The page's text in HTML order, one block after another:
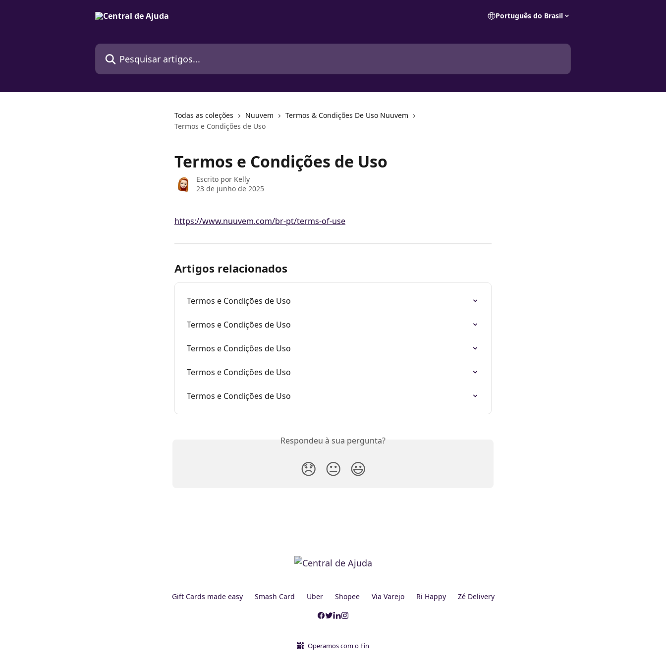
Português do Brasil
Pesquisar artigos...
Todas as coleções Nuuvem
Termos & Condições De Uso Nuuvem
Termos e Condições de Uso
Termos e Condições de Uso
Escrito por Kelly
23 de junho de 2025
https://www.nuuvem.com/br-pt/terms-of-use
Artigos relacionados
Termos e Condições de Uso
Termos e Condições de Uso
Termos e Condições de Uso
Termos e Condições de Uso
Termos e Condições de Uso
Respondeu à sua pergunta?
😞 😐 😃
Gift Cards made easy Smash Card Uber Shopee Via Varejo Ri Happy Zé Delivery
Operamos com o Fin